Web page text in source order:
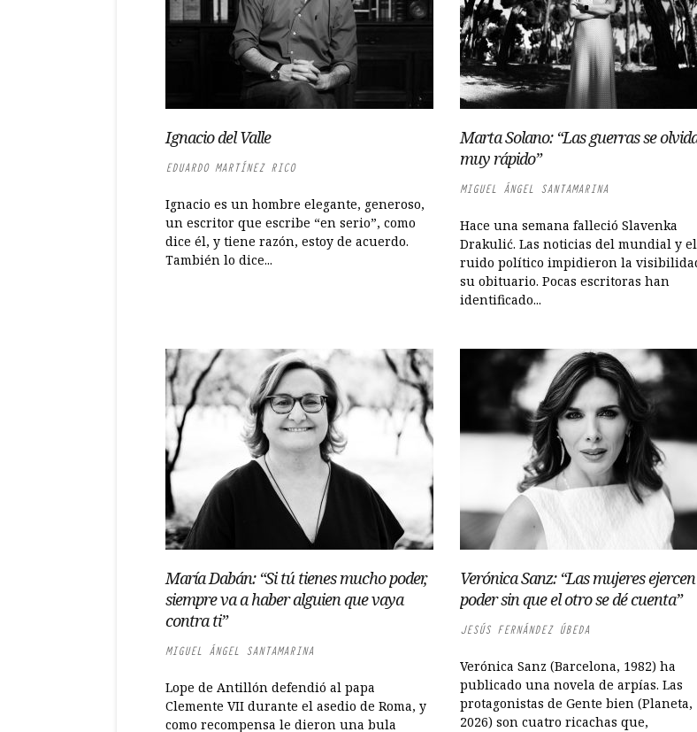
Ignacio del Valle
EDUARDO MARTÍNEZ RICO
Ignacio es un hombre elegante, generoso,
un escritor que escribe “en serio”, como
dice él, y tiene razón, estoy de acuerdo.
También lo dice...
Marta Solano: “Las guerras se
muy rápido”
MIGUEL ÁNGEL SANTAMARINA
Hace una semana falleció Slavenka
Drakulić. Las noticias del mundial y el
ruido político impidieron la
su obituario. Pocas escritoras han
identificado...
María Dabán: “Si tú tienes mucho poder,
siempre va a haber alguien que vaya
contra ti”
MIGUEL ÁNGEL SANTAMARINA
Lope de Antillón defendió al papa
Clemente VII durante el asedio de Roma, y
como recompensa le dieron una bula
Verónica Sanz: “Las mujeres
poder sin que el otro se dé cuenta”
JESÚS FERNÁNDEZ ÚBEDA
Verónica Sanz (Barcelona, 1982) ha
publicado una novela de arpías. Las
protagonistas de Gente bien (Planeta,
2026) son cuatro ricachas que,